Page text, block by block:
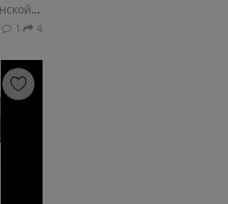
Правительство Курганской области
1 4